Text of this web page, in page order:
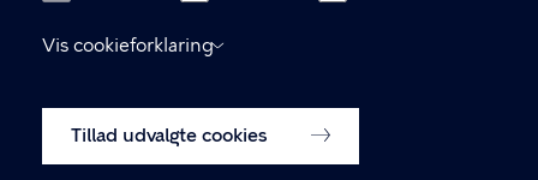
Vis cookieforklaring
Tillad udvalgte cookies
LINKS
Cookiepolitik